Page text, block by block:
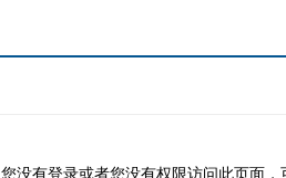
您没有登录或者您没有权限访问此页面